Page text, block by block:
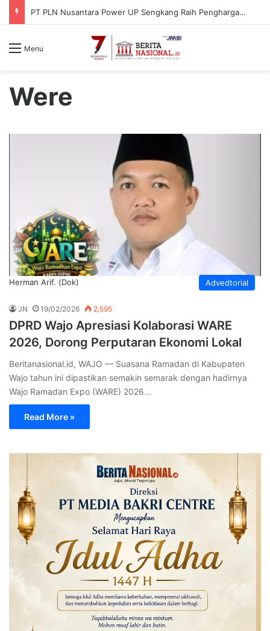
PT PLN Nusantara Power UP Sengkang Raih Penghargaan ISRA Award 2026, Perkuat Komitmen terhadap Keberlanjutan dan Pemberdayaan Masyarakat
Menu
Were
Advedtorial
Herman Arif. (Dok)
JN 19/02/2026 2,595
DPRD Wajo Apresiasi Kolaborasi WARE
2026, Dorong Perputaran Ekonomi Lokal
Beritanasional.id, WAJO — Suasana Ramadan di Kabupaten
Wajo tahun ini dipastikan semakin semarak dengan hadirnya
Wajo Ramadan Expo (WARE) 2026…
Read More »